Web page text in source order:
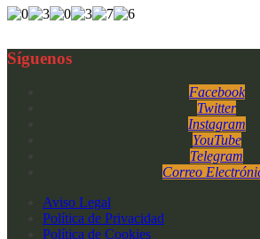
Síguenos
Facebook
Twitter
Instagram
YouTube
Telegram
Correo
Aviso Legal
Política de Privacidad
Política de Cookies